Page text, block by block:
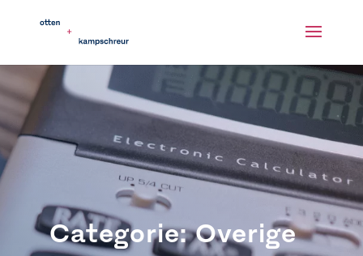
Categorie: Overige